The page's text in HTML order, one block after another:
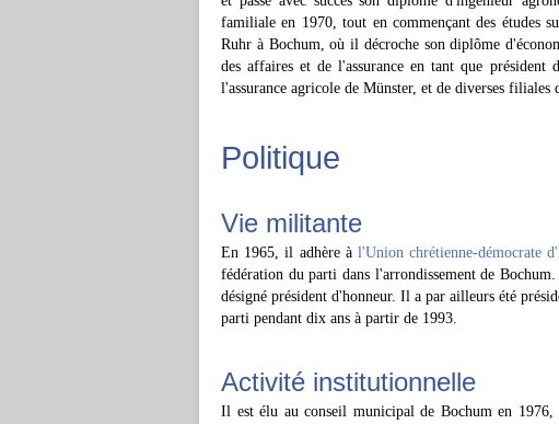
familiale en 1970, tout en commençant des études
Ruhr à Bochum, où il décroche son diplôme
des affaires et de l'assurance en tant que président
l'assurance agricole de Münster, et de diverses
Politique
Vie militante
En 1965, il adhère à l'Union chrétienne-démocrate
fédération du parti dans l'arrondissement de
désigné président d'honneur. Il a par ailleurs été
parti pendant dix ans à partir de 1993.
Activité institutionnelle
Il est élu au conseil municipal de Bochum en 1976,